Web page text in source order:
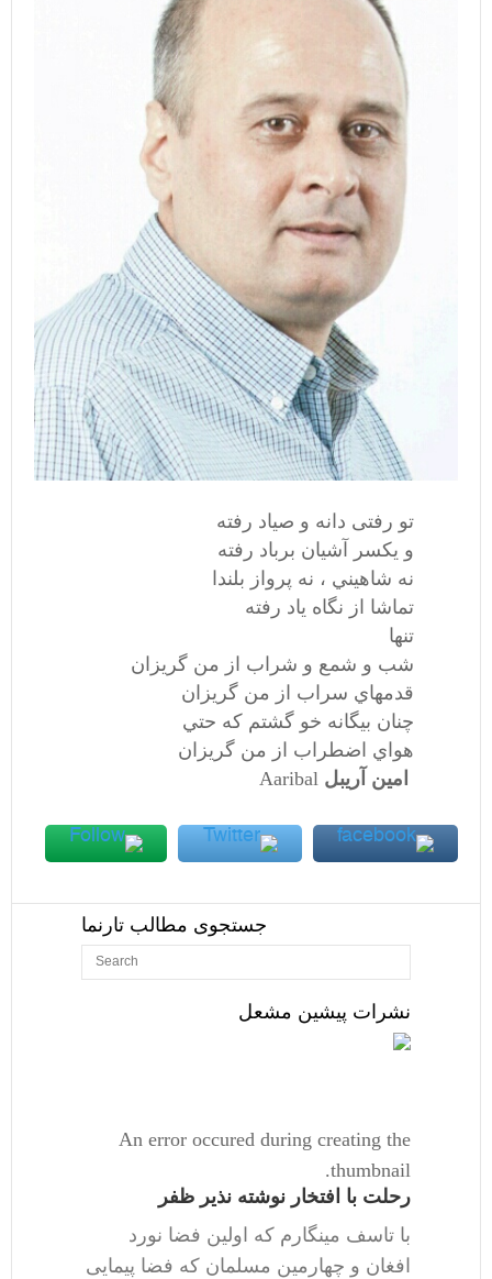
تو رفتی دانه و صياد رفته
و يكسر آشيان برباد رفته
نه شاهيني ، نه پرواز بلندا
تماشا از نگاه ياد رفته
تنها
شب و شمع و شراب از من گريزان
قدمهاي سراب از من گريزان
چنان بيگانه خو گشتم كه حتي
هواي اضطراب از من گريزان
امین آريبل
جستجوی مطالب تارنما
نشرات پیشین مشعل
An error occured during creating the
thumbnail.
رحلت با افتخار نوشته نذیر ظفر
با تاسف مینگارم که اولین فضا نورد
افغان و چهارمین مسلمان که فضا پیمایی